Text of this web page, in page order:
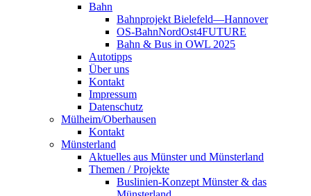
Bahn
Bahnprojekt Bielefeld—Hannover
OS-BahnNordOst4FUTURE
Bahn & Bus in OWL 2025
Autotipps
Über uns
Kontakt
Impressum
Datenschutz
Mülheim/Oberhausen
Kontakt
Münsterland
Aktuelles aus Münster und Münsterland
Themen / Projekte
Buslinien-Konzept Münster & das